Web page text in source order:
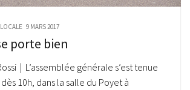
9 MARS 2017
porte bien
| L’assemblée générale s’est tenue
10h, dans la salle du Poyet à